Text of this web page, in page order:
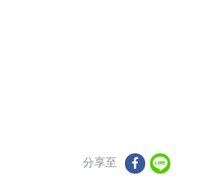
分享至